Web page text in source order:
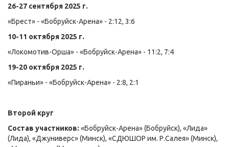
26-27 сентября 2025 г.
«Брест» - «Бобруйск-Арена» - 2:12, 3:6
10-11 октября 2025 г.
«Локомотив-Орша» - «Бобруйск-Арена» - 11:2, 7:4
19-20 октября 2025 г.
«Пираньи» - «Бобруйск-Арена» - 2:8, 2:1
Второй круг
Состав участников: «Бобруйск-Арена» (Бобруйск), «Лида»
(Лида), «Джуниверс» (Минск), «СДЮШОР им. Р.Салея» (Минск),